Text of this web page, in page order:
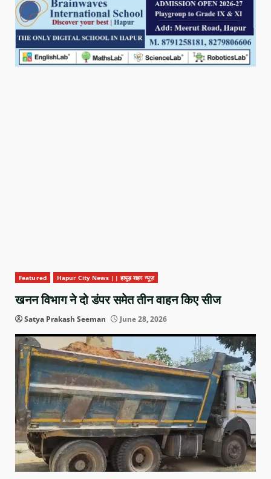
Featured Hapur City News || हापुड़ शहर न्यूज़
खनन विभाग ने दो डंपर समेत तीन वाहन किए सीज
Satya Prakash Seeman June 28, 2026